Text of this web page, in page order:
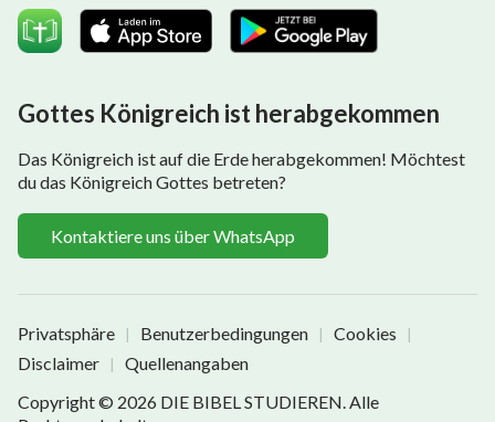
Gottes Königreich ist herabgekommen
Das Königreich ist auf die Erde herabgekommen! Möchtest
du das Königreich Gottes betreten?
Kontaktiere uns über WhatsApp
Privatsphäre | Benutzerbedingungen | Cookies |
Disclaimer |
Quellenangaben
Copyright © 2026 DIE BIBEL STUDIEREN . Alle